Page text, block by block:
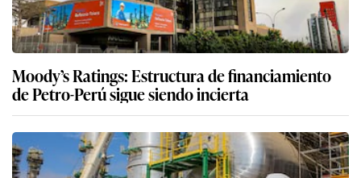
Moody’s Ratings: Estructura de financiamiento
de Petro-Perú sigue siendo incierta